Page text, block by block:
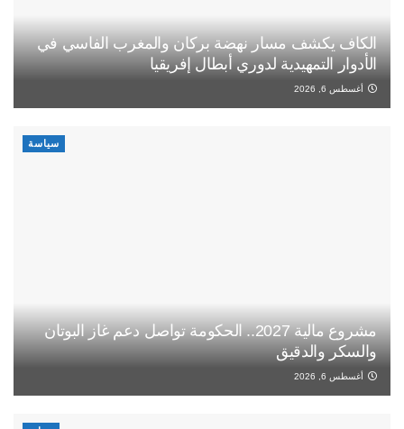
الكاف يكشف مسار نهضة بركان والمغرب الفاسي في
الأدوار التمهيدية لدوري أبطال إفريقيا
أغسطس 6, 2026
سياسة
مشروع مالية 2027.. الحكومة تواصل دعم غاز البوتان
والسكر والدقيق
أغسطس 6, 2026